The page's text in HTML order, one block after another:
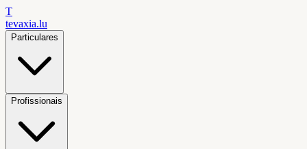
T
tevaxia.lu
Particulares
Profissionais